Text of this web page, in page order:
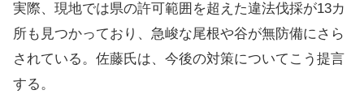
実際、現地では県の許可範囲を超えた違法伐採が13カ
所も見つかっており、急峻な尾根や谷が無防備にさら
されている。佐藤氏は、今後の対策についてこう提言
する。